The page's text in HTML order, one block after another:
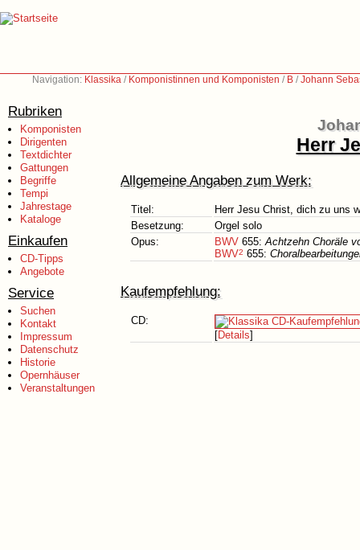
Navigation: Klassika / Komponistinnen und Komponisten / B /Johann
Rubriken
Komponisten
Dirigenten
Textdichter
Gattungen
Begriffe
Tempi
Jahrestage
Kataloge
Einkaufen
CD-Tipps
Angebote
Service
Suchen
Kontakt
Impressum
Datenschutz
Historie
Opernhäuser
Veranstaltungen
Herr
Allgemeine Angaben zum Werk:
Titel:
Herr Jesu Christ, dich zu uns
Besetzung:
Orgel solo
Opus:
BWV 655:Achtzehn Choräle
BWV2 655:
Kaufempfehlung:
CD:
[Details]